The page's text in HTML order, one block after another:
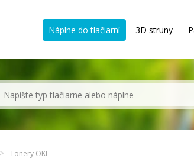
Náplne do tlačiarní 3D struny
Tonery OKI